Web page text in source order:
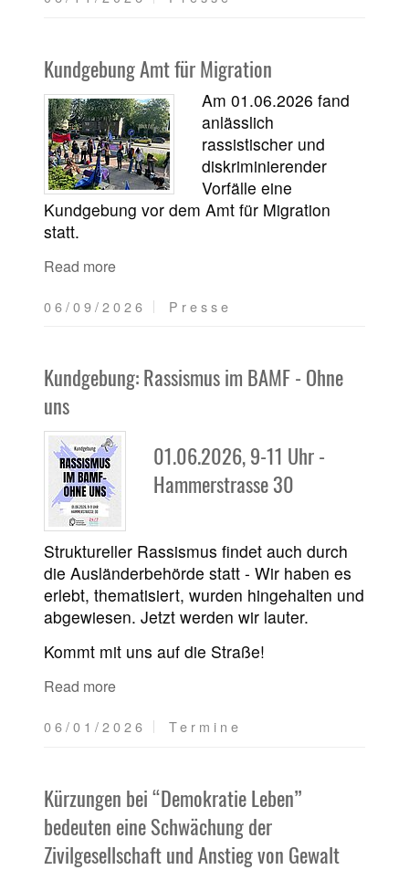
Kundgebung Amt für Migration
Am 01.06.2026 fand
anlässlich
rassistischer und
diskriminierender
Vorfälle eine
Kundgebung vor dem Amt für Migration
statt.
Read more
06/09/2026 Presse
Kundgebung: Rassismus im BAMF - Ohne
uns
01.06.2026, 9-11 Uhr -
Hammerstrasse 30
Struktureller Rassismus findet auch durch
die Ausländerbehörde statt - Wir haben es
erlebt, thematisiert, wurden hingehalten und
abgewiesen. Jetzt werden wir lauter.
Kommt mit uns auf die Straße!
Read more
06/01/2026 Termine
Kürzungen bei “Demokratie Leben”
bedeuten eine Schwächung der
Zivilgesellschaft und Anstieg von Gewalt